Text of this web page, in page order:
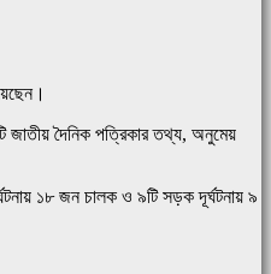
জাতীয় দৈনিক পত্রিকার তথ্য, অনুমেয়
১৮ জন চালক ও ৯টি সড়ক দূর্ঘটনায় ৯